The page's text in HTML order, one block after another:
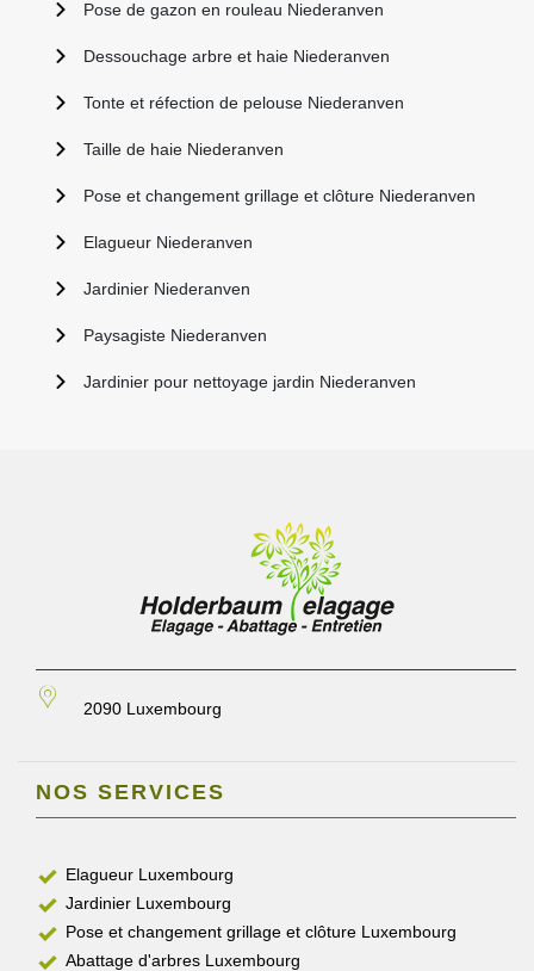
Pose de gazon en rouleau Niederanven
Dessouchage arbre et haie Niederanven
Tonte et réfection de pelouse Niederanven
Taille de haie Niederanven
Pose et changement grillage et clôture Niederanven
Elagueur Niederanven
Jardinier Niederanven
Paysagiste Niederanven
Jardinier pour nettoyage jardin Niederanven
2090 Luxembourg
NOS SERVICES
Elagueur Luxembourg
Jardinier Luxembourg
Pose et changement grillage et clôture Luxembourg
Abattage d'arbres Luxembourg